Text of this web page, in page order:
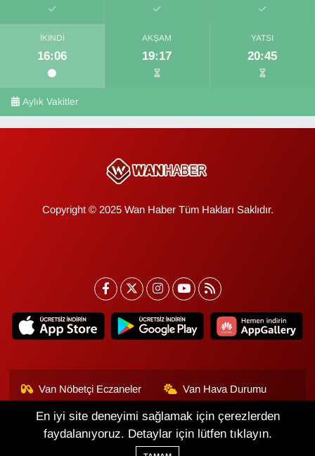
İKINDI
16:06
AKŞAM
19:17
YATSI
20:45
Aylık Vakitler
Copyright © 2025 Wan Haber Tüm Hakları Saklıdır.
Van Nöbetçi Eczaneler Van Hava Durumu
Van Namaz Vakitleri
Van Trafik Yoğunluk
Haritası
En iyi site deneyimi sağlamak için çerezlerden
faydalanıyoruz. Detaylar için lütfen tıklayın.